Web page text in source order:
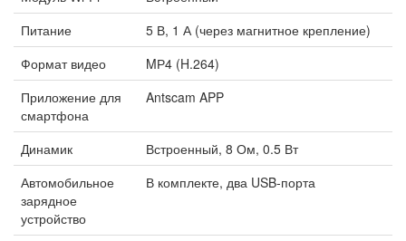
Питание
5 В, 1 А (через магнитное крепление)
Формат видео
MР4 (H.264)
Приложение для
смартфона
Antscam APP
Динамик
Встроенный, 8 Ом, 0.5 Вт
Автомобильное
зарядное
устройство
В комплекте, два USB-порта